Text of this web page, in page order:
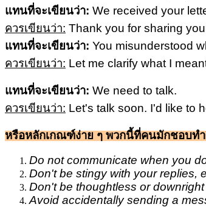
แทนที่จะเขียนว่า: We received your
ควรเขียนว่า: Thank you for sharing
แทนที่จะเขียนว่า: You misunderstood
ควรเขียนว่า: Let me clarify what I
แทนที่จะเขียนว่า: We need to talk.
ควรเขียนว่า: Let's talk soon. I'd like to
หรือหลักเกณฑ์ง่าย ๆ พวกนี้ที่คนมักชอบท
Do not communicate when you
Don't be stingy with your replies,
Don't be thoughtless or downright
Avoid accidentally sending a